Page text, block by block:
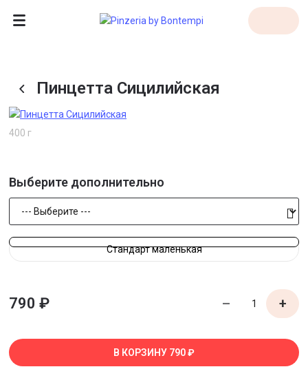
Пинцетта Сицилийская
400 г
Выберите дополнительно
Стандарт маленькая
790 ₽ – +
В КОРЗИНУ 790 ₽